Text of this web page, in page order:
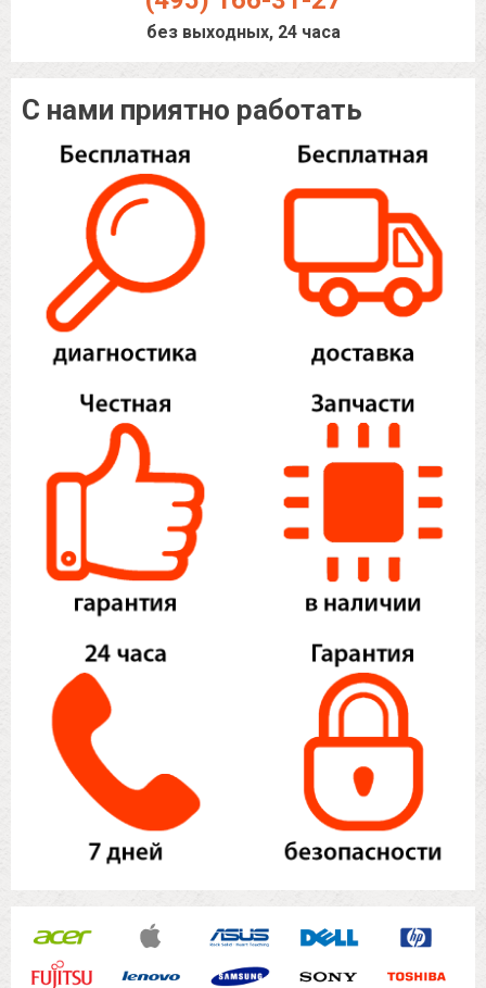
без выходных, 24 часа
С нами приятно работать